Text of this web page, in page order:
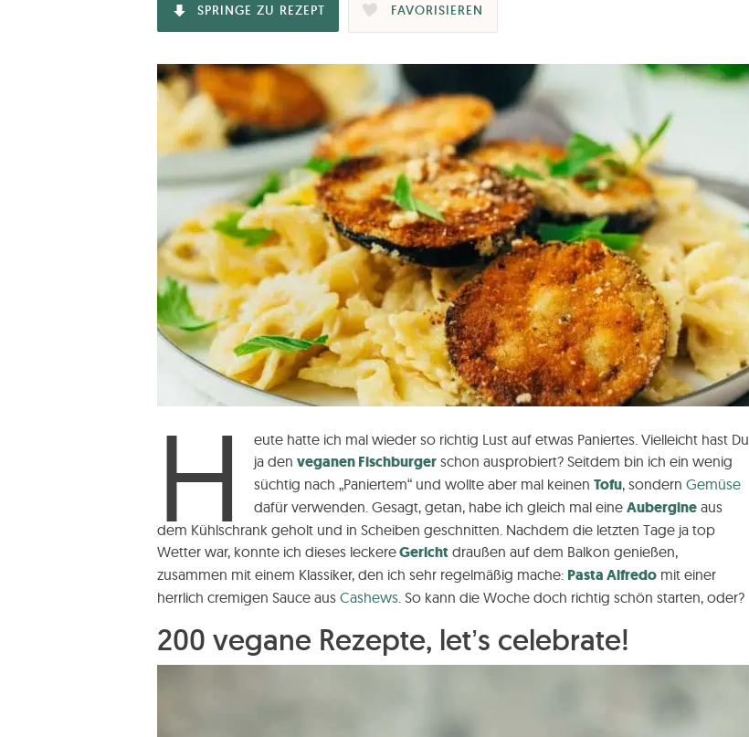
SPRINGE ZU REZEPT FAVORISIEREN
H
eute hatte ich mal wieder so richtig Lust auf etwas Paniertes. Vielleicht hast Du
ja denveganen Fischburger schon ausprobiert? Seitdem bin ich ein wenig
süchtig nach „Paniertem“ und wollte aber mal keinenTofu, sondernGemüse
dafür verwenden. Gesagt, getan, habe ich gleich mal eineAubergine aus
dem Kühlschrank geholt und in Scheiben geschnitten. Nachdem die letzten Tage ja top
Wetter war, konnte ich dieses leckereGericht draußen auf dem Balkon genießen,
zusammen mit einem Klassiker, den ich sehr regelmäßig mache: Pasta Alfredo mit einer
herrlich cremigen Sauce aus Cashews. So kann die Woche doch richtig schön starten, oder?
200 vegane Rezepte, let’s celebrate!